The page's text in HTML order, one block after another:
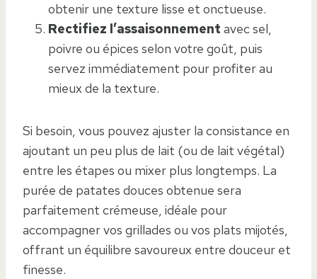
obtenir une texture lisse et onctueuse.
Rectifiez l’assaisonnement avec sel,
poivre ou épices selon votre goût, puis
servez immédiatement pour profiter au
mieux de la texture.
Si besoin, vous pouvez ajuster la consistance en
ajoutant un peu plus de lait (ou de lait végétal)
entre les étapes ou mixer plus longtemps. La
purée de patates douces obtenue sera
parfaitement crémeuse, idéale pour
accompagner vos grillades ou vos plats mijotés,
offrant un équilibre savoureux entre douceur et
finesse.